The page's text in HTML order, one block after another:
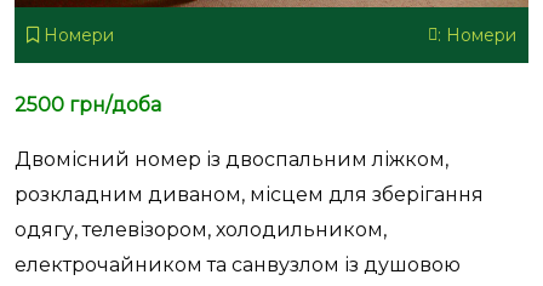
Номери : Номери
2500 грн/доба
Двомісний номер із двоспальним ліжком,
розкладним диваном, місцем для зберігання
одягу, телевізором, холодильником,
електрочайником та санвузлом із душовою